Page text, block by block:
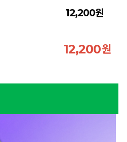
12,200원
12,200원